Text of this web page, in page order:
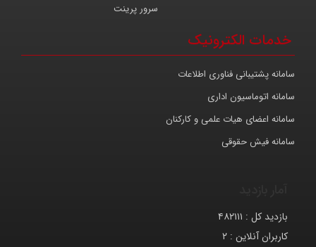
سرور پرینت
خدمات الکترونیک
سامانه پشتیبانی فناوری اطلاعات
سامانه اتوماسیون اداری
سامانه اعضای هیات علمی و کارکنان
سامانه فیش حقوقی
بازدید کل : ۴۸۲۱۱۱
کاربران آنلاین : ۲